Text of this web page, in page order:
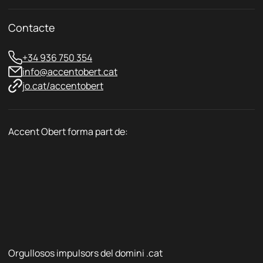
ò
n
i
c
t
*
Contacte
+34 936 750 354
info@accentobert.cat
jo.cat/accentobert
Accent Obert forma part de:
Orgullosos impulsors del domini .cat